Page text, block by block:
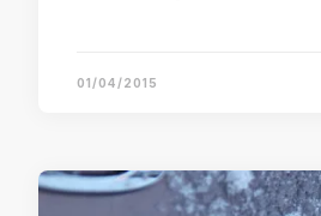
01/04/2015